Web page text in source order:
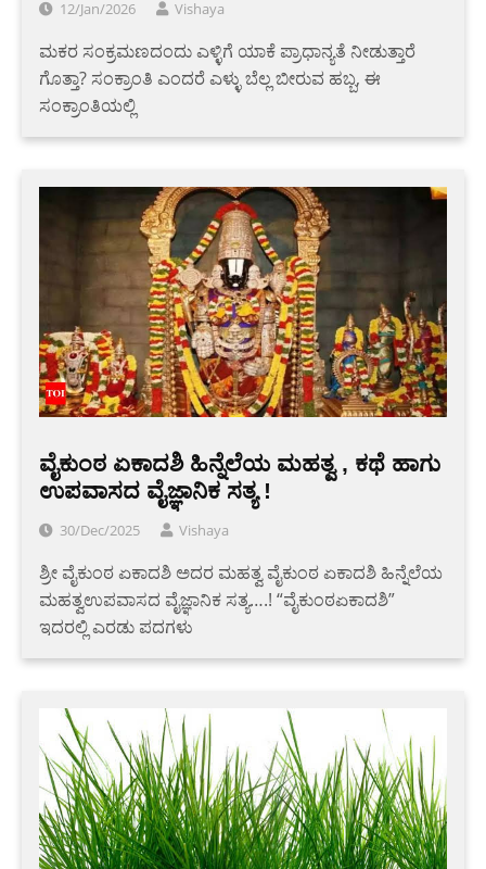
12/Jan/2026 Vishaya
ಮಕರ ಸಂಕ್ರಮಣದಂದು ಎಳ್ಳಿಗೆ ಯಾಕೆ ಪ್ರಾಧಾನ್ಯತೆ ನೀಡುತ್ತಾರೆ
ಗೊತ್ತಾ? ಸಂಕ್ರಾಂತಿ ಎಂದರೆ ಎಳ್ಳು ಬೆಲ್ಲ ಬೀರುವ ಹಬ್ಬ, ಈ
ಸಂಕ್ರಾಂತಿಯಲ್ಲಿ
ವೈಕುಂಠ ಏಕಾದಶಿ ಹಿನ್ನೆಲೆಯ ಮಹತ್ವ , ಕಥೆ ಹಾಗು
ಉಪವಾಸದ ವೈಜ್ಞಾನಿಕ ಸತ್ಯ !
30/Dec/2025 Vishaya
ಶ್ರೀ ವೈಕುಂಠ ಏಕಾದಶಿ ಅದರ ಮಹತ್ವ ವೈಕುಂಠ ಏಕಾದಶಿ ಹಿನ್ನೆಲೆಯ
ಮಹತ್ವಉಪವಾಸದ ವೈಜ್ಞಾನಿಕ ಸತ್ಯ….! “ವೈಕುಂಠಏಕಾದಶಿ”
ಇದರಲ್ಲಿ ಎರಡು ಪದಗಳು